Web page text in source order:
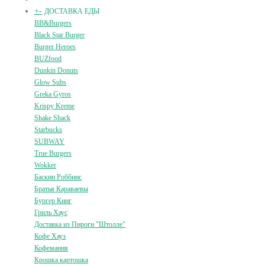
+- ДОСТАВКА ЕДЫ
BB&Burgers
Black Star Burger
Burger Heroes
BUZfood
Dunkin Donuts
Glow Subs
Greka Gyros
Krispy Kreme
Shake Shack
Starbucks
SUBWAY
True Burgers
Wokker
Баскин Роббинс
Братья Караваевы
Бургер Кинг
Гриль Хаус
Доставка из Пироги "Штолле"
Кофе Хауз
Кофемания
Крошка картошка